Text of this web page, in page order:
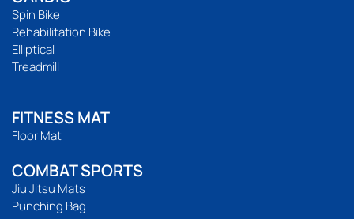
Spin Bike
Rehabilitation Bike
Elliptical
Treadmill
FITNESS MAT
Floor Mat
COMBAT SPORTS
Jiu Jitsu Mats
Punching Bag